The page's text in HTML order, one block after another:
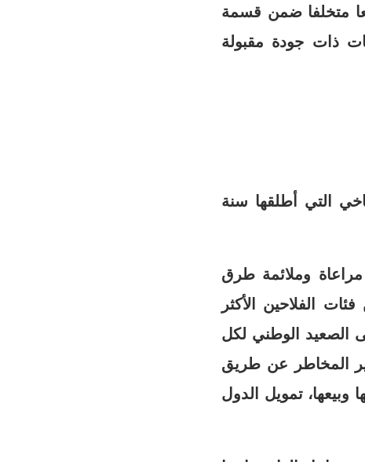
متخلفا ضمن قسمة
ذات جودة مقبولة
التي أطلقها سنة
مراعاة وملائمة طرق
الفلاحين الأكثر
الصعيد الوطني لكل
المخاطر عن طريق
تمويل الدول